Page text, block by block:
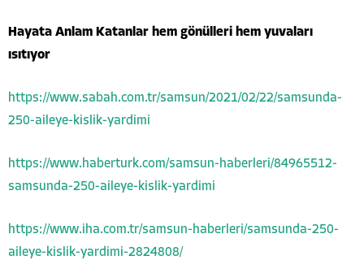
Hayata Anlam Katanlar hem gönülleri hem yuvaları
ısıtıyor
https://www.sabah.com.tr/samsun/2021/02/22/samsunda-
250-aileye-kislik-yardimi
https://www.haberturk.com/samsun-haberleri/84965512-
samsunda-250-aileye-kislik-yardimi
https://www.iha.com.tr/samsun-haberleri/samsunda-250-
aileye-kislik-yardimi-2824808/